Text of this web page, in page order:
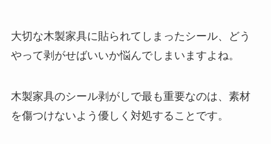
大切な木製家具に貼られてしまったシール、どう
やって剥がせばいいか悩んでしまいますよね。
木製家具のシール剥がしで最も重要なのは、素材
を傷つけないよう優しく対処することです。